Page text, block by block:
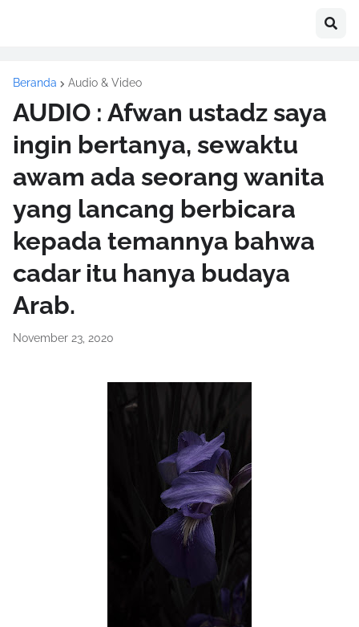
Beranda Audio & Video
AUDIO : Afwan ustadz saya
ingin bertanya, sewaktu
awam ada seorang wanita
yang lancang berbicara
kepada temannya bahwa
cadar itu hanya budaya
Arab.
November 23, 2020